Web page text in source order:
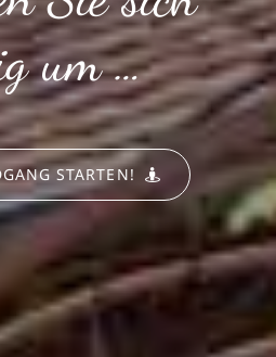
um …
STARTEN!